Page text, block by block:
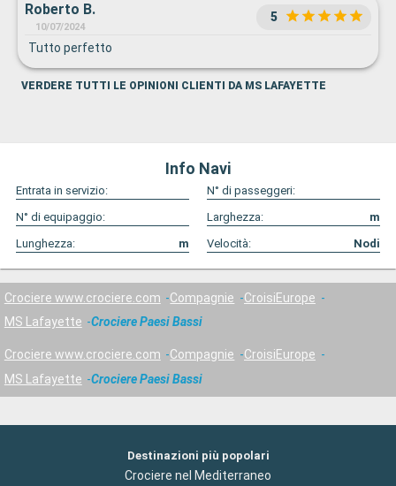
Roberto B.
10/07/2024
5
Tutto perfetto
VERDERE TUTTI LE OPINIONI CLIENTI DA MS LAFAYETTE
Info Navi
Entrata in servizio:
N° di passeggeri:
N° di equipaggio:
Larghezza:
m
Lunghezza:
m Velocità: Nodi
Crociere www.crociere.com Compagnie
CroisiEurope
MS Lafayette
Crociere Paesi Bassi
Crociere www.crociere.com Compagnie
CroisiEurope
MS Lafayette
Crociere Paesi Bassi
Destinazioni più popolari
Crociere nel Mediterraneo